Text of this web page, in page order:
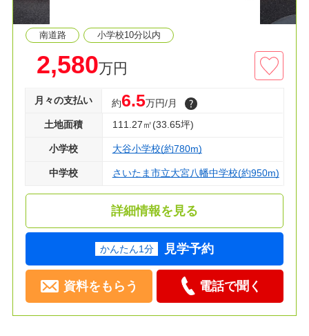
南道路 小学校10分以内
2,580万円
月々の支払い 約6.5万円/月
土地面積 111.27㎡(33.65坪)
小学校 大谷小学校(約780m)
中学校 さいたま市立大宮八幡中学校(約950m)
詳細情報を見る
かんたん1分 見学予約
資料をもらう 電話で聞く